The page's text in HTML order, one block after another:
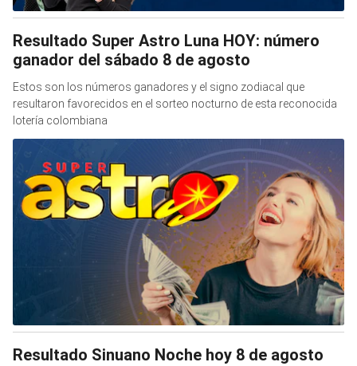
Resultado Super Astro Luna HOY: número
ganador del sábado 8 de agosto
Estos son los números ganadores y el signo zodiacal que
resultaron favorecidos en el sorteo nocturno de esta reconocida
lotería colombiana
Resultado Sinuano Noche hoy 8 de agosto